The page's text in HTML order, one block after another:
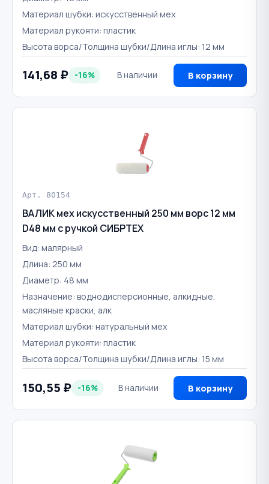
Материал шубки: искусственный мех
Материал рукояти: пластик
Высота ворса/Толщина шубки/Длина иглы: 12 мм
141,68 ₽ -16% В наличии В корзину
Арт. 80154
ВАЛИК мех искусственный 250 мм ворс 12 мм
D48 мм с ручкой СИБРТЕХ
Вид: малярный
Длина: 250 мм
Диаметр: 48 мм
Назначение: воднодисперсионные, алкидные,
масляные краски, алк
Материал шубки: натуральный мех
Материал рукояти: пластик
Высота ворса/Толщина шубки/Длина иглы: 15 мм
150,55 ₽ -16% В наличии В корзину